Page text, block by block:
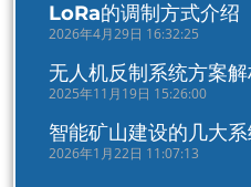
LoRa的调制方式介绍
2026年4月29日 16:32:25
无人机反制系统方案
2025年11月19日 15:26:00
智能矿山建设的几大
2026年1月22日 11:07:13